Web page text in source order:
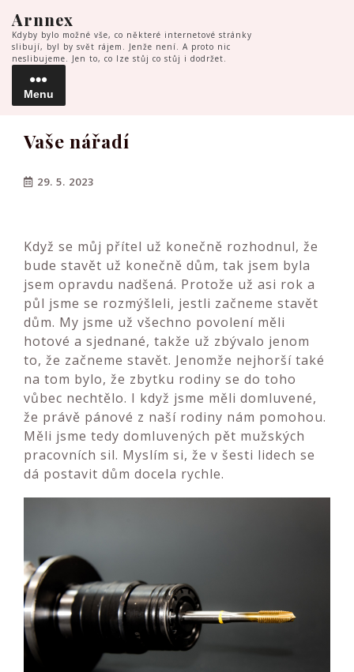
to
content
Arnnex
Kdyby bylo možné vše, co některé internetové stránky
slibují, byl by svět rájem. Jenže není. A proto nic
neslibujeme. Jen to, co lze stůj co stůj i dodržet.
Menu
Menu
Vaše nářadí
29. 5. 2023
Když se můj přítel už konečně rozhodnul, že
bude stavět už konečně dům, tak jsem byla
jsem opravdu nadšená. Protože už asi rok a
půl jsme se rozmýšleli, jestli začneme stavět
dům. My jsme už všechno povolení měli
hotové a sjednané, takže už zbývalo jenom
to, že začneme stavět. Jenomže nejhorší také
na tom bylo, že zbytku rodiny se do toho
vůbec nechtělo. I když jsme měli domluvené,
že právě pánové z naší rodiny nám pomohou.
Měli jsme tedy domluvených pět mužských
pracovních sil. Myslím si, že v šesti lidech se
dá postavit dům docela rychle.